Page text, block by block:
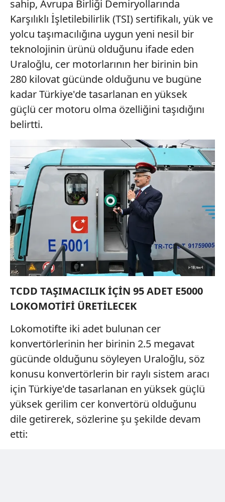
kullanılmaktadır. Bu çerezler vasıtasıyla çeşitli kişisel
verileriniz işlenmekte olup gerekli olan çerezler bilgi
toplumu hizmetlerinin sunulması amacıyla
kullanılmaktadır. Diğer çerezler, sitemizin daha işlevsel
kılınması ve kişiselleştirilmesi ve sizlere yönelik
reklam/pazarlama faaliyetlerinin yapılması, amaçlarıyla
sınırlı olarak açık rızanız dahilinde kullanılacaktır.
Çerezlere ilişkin tercihlerinizi aşağıda yer alan panel
vasıtasıyla belirleyebilirsiniz. Çerezlere ilişkin detaylı bilgi
için Ayarlar butonuna tıklayabilir,
ziyaret edebilirsiniz.
6698 sayılı Kişisel Verilerin Korunması Kanunu uyarınca
hazırlanmış Aydınlatma Metnimizi okumak ve sitemizde
ilgili mevzuata uygun olarak kullanılan çerezlerle ilgili bilgi
almak için lütfentıklayınız .
sahip, Avrupa Birliği Demiryollarında
Karşılıklı İşletilebilirlik (TSI) sertifikalı, yük ve
yolcu taşımacılığına uygun yeni nesil bir
teknolojinin ürünü olduğunu ifade eden
Uraloğlu, cer motorlarının her birinin bin
280 kilovat gücünde olduğunu ve bugüne
kadar Türkiye'de tasarlanan en yüksek
güçlü cer motoru olma özelliğini taşıdığını
belirtti.
TCDD TAŞIMACILIK İÇİN 95 ADET E5000
LOKOMOTİFİ ÜRETİLECEK
Lokomotifte iki adet bulunan cer
konvertörlerinin her birinin 2.5 megavat
gücünde olduğunu söyleyen Uraloğlu, söz
konusu konvertörlerin bir raylı sistem aracı
için Türkiye'de tasarlanan en yüksek güçlü
yüksek gerilim cer konvertörü olduğunu
dile getirerek, sözlerine şu şekilde devam
etti: